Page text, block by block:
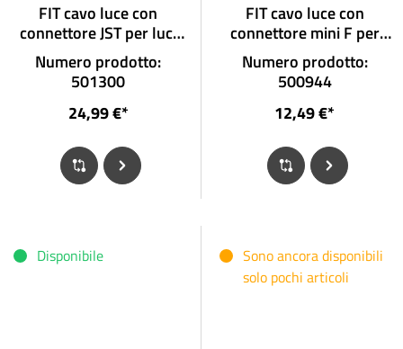
FIT cavo luce con
connettore JST per luci
anteriori con connettore
e collegamento luce
abbagliante
Numero prodotto:
501300
24,99 €*
FIT cavo luce con
connettore mini F per
luce anteriore frontale
con connettore
Numero prodotto:
500944
12,49 €*
Disponibile
Sono ancora disponibili
solo pochi articoli